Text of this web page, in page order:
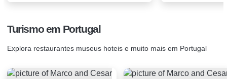
Turismo em Portugal
Explora restaurantes museus hoteis e muito mais em Portugal